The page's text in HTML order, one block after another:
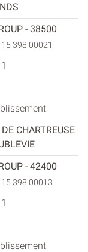
- 38500
398 00021
CHARTREUSE
- 42400
398 00013